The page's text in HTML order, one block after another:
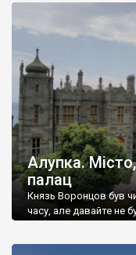
Алупка.
палац
Князь Воронцов був
часу, але давайте не